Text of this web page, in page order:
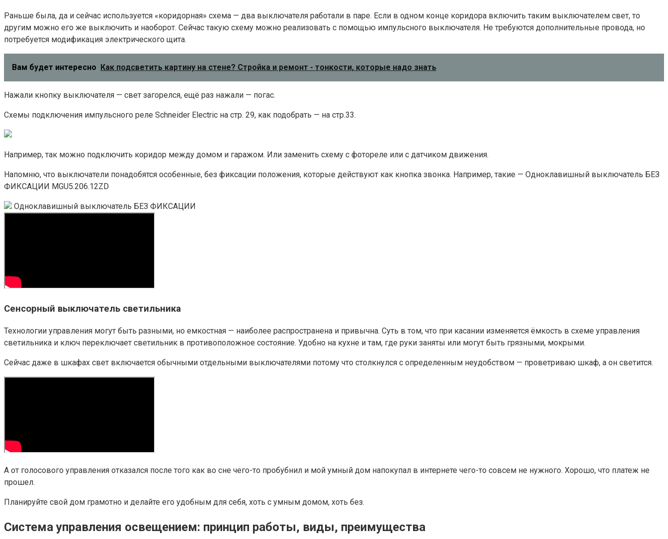
Раньше была, да и сейчас используется «коридорная» схема — два выключателя работали в паре. Если в одном конце коридора включить таким выключателем свет, то
другим можно его же выключить и наоборот. Сейчас такую схему можно реализовать с помощью импульсного выключателя. Не требуются дополнительные провода, но
потребуется модификация электрического щита.
Вам будет интересно Как подсветить картину на стене? Стройка и ремонт - тонкости, которые надо знать
Нажали кнопку выключателя — свет загорелся, ещё раз нажали — погас.
Схемы подключения импульсного реле Schneider Electric на стр. 29, как подобрать — на стр.33.
Например, так можно подключить коридор между домом и гаражом. Или заменить схему с фотореле или с датчиком движения.
Напомню, что выключатели понадобятся особенные, без фиксации положения, которые действуют как кнопка звонка. Например, такие — Одноклавишный выключатель БЕЗ
ФИКСАЦИИ MGU5.206.12ZD
Одноклавишный выключатель БЕЗ ФИКСАЦИИ
Сенсорный выключатель светильника
Технологии управления могут быть разными, но емкостная — наиболее распространена и привычна. Суть в том, что при касании изменяется ёмкость в схеме управления
светильника и ключ переключает светильник в противоположное состояние. Удобно на кухне и там, где руки заняты или могут быть грязными, мокрыми.
Сейчас даже в шкафах свет включается обычными отдельными выключателями потому что столкнулся с определенным неудобством — проветриваю шкаф, а он светится.
А от голосового управления отказался после того как во сне чего-то пробубнил и мой умный дом напокупал в интернете чего-то совсем не нужного. Хорошо, что платеж не
прошел.
Планируйте свой дом грамотно и делайте его удобным для себя, хоть с умным домом, хоть без.
Система управления освещением: принцип работы, виды, преимущества